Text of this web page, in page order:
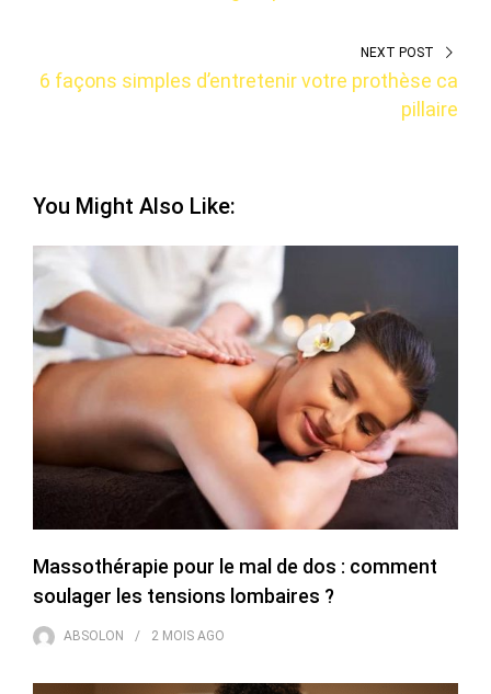
NEXT POST
6 façons simples d’entretenir votre prothèse ca
pillaire
You Might Also Like:
Massothérapie pour le mal de dos : comment
soulager les tensions lombaires ?
ABSOLON 2 MOIS AGO